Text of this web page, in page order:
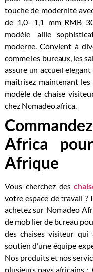
touche de modernité
de 1,0- 1,1 mm RMB
modèle, allie
moderne. Convient à
comme les bureaux, les
assure un accueil
maîtrisez maintenant
modèle de chaise
chez Nomadeo.africa.
Africa
Afrique
Vous cherchez des
votre espace de travail ?
achetez sur Nomadeo
de mobilier de bureau
des chaises visiteur
soutien d’une équipe
Nos produits et nos
plusieurs pays africains :